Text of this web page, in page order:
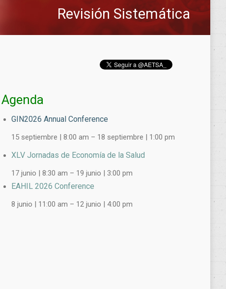
Revisión Sistemática
Agenda
GIN2026 Annual Conference
15 septiembre | 8:00 am – 18 septiembre | 1:00 pm
XLV Jornadas de Economía de la Salud
17 junio | 8:30 am – 19 junio | 3:00 pm
EAHIL 2026 Conference
8 junio | 11:00 am – 12 junio | 4:00 pm